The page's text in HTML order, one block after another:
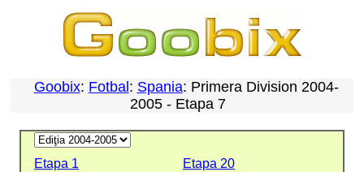
Goobix: Fotbal : Spania: Primera Division 2004-
2005 - Etapa 7
Etapa 1
Etapa 20